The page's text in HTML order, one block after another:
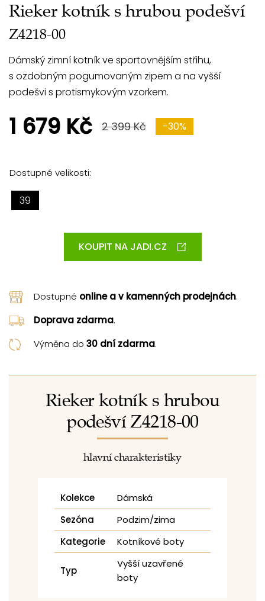
Rieker kotník s hrubou podešví
Z4218-00
Dámský zimní kotník ve sportovnějším střihu,
s ozdobným pogumovaným zipem a na vyšší
podešvi s protismykovým vzorkem.
1 679 Kč 2 399 Kč -30%
Dostupné velikosti:
39
KOUPIT NA JADI.CZ
Dostupné online a v kamenných prodejnách.
Doprava zdarma.
Výměna do 30 dní zdarma.
Rieker kotník s hrubou
podešví Z4218-00
hlavní charakteristiky
Kolekce
Dámská
Sezóna
Podzim/zima
Kategorie
Kotníkové boty
Typ
Vyšší uzavřené
boty